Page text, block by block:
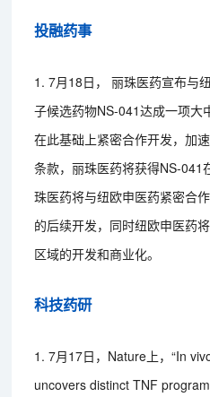
投融药事
1. 7月18日， 丽珠医药宣布与
子候选药物NS-041达成一项大
在此基础上紧密合作开发，加
条款，丽珠医药将获得NS-041
珠医药将与纽欧申医药紧密合
的后续开发，同时纽欧申医药
区域的开发和商业化。
科技药研
1. 7月17日，Nature上，“In
uncovers distinct TNF